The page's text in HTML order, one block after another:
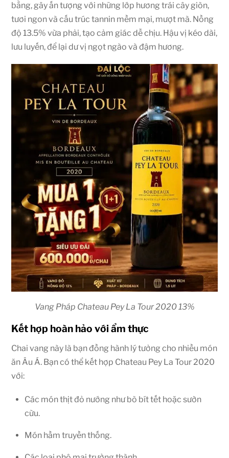
bằng, gây ấn tượng với những lớp hương trái cây giòn,
tươi ngon và cấu trúc tannin mềm mại, mượt mà. Nồng
độ 13.5% vừa phải, tạo cảm giác dễ chịu. Hậu vị kéo dài,
lưu luyến, để lại dư vị ngọt ngào và đậm hương.
Vang Pháp Chateau Pey La Tour 2020 13%
Kết hợp hoàn hảo với ẩm thực
Chai vang này là bạn đồng hành lý tưởng cho nhiều món
ăn Âu Á. Bạn có thể kết hợp Chateau Pey La Tour 2020
với:
Các món thịt đỏ nướng như bò bít tết hoặc sườn
cừu.
Món hầm truyền thống.